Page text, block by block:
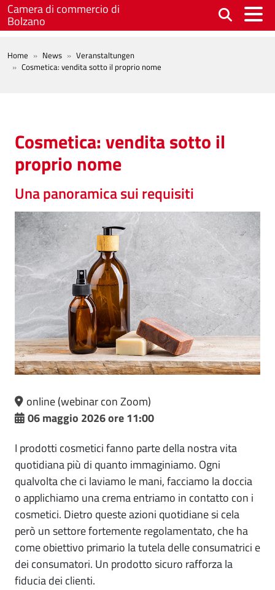
Salta al contenuto principale
Camera di commercio di
Bolzano
BREADCRUMB
Home News
Veranstaltungen
Cosmetica: vendita sotto il proprio nome
Cosmetica: vendita sotto il
proprio nome
Una panoramica sui requisiti
online (webinar con Zoom)
06 maggio 2026 ore 11:00
I prodotti cosmetici fanno parte della nostra vita
quotidiana più di quanto immaginiamo. Ogni
qualvolta che ci laviamo le mani, facciamo la doccia
o applichiamo una crema entriamo in contatto con i
cosmetici. Dietro queste azioni quotidiane si cela
però un settore fortemente regolamentato, che ha
come obiettivo primario la tutela delle consumatrici e
dei consumatori. Un prodotto sicuro rafforza la
fiducia dei clienti.